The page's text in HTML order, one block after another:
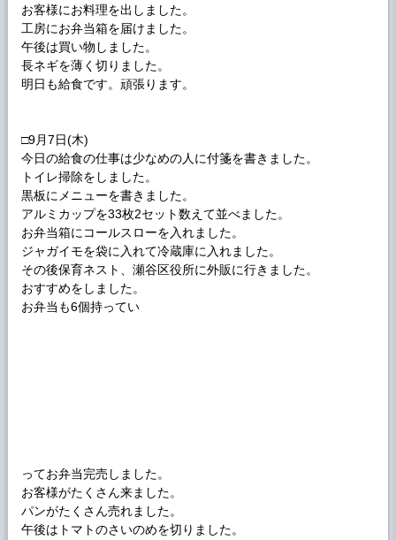
お客様にお料理を出しました。
工房にお弁当箱を届けました。
午後は買い物しました。
長ネギを薄く切りました。
明日も給食です。頑張ります。
□9月7日(木)
今日の給食の仕事は少なめの人に付箋を書きました。
トイレ掃除をしました。
黒板にメニューを書きました。
アルミカップを33枚2セット数えて並べました。
お弁当箱にコールスローを入れました。
ジャガイモを袋に入れて冷蔵庫に入れました。
その後保育ネスト、瀬谷区役所に外販に行きました。
おすすめをしました。
お弁当も6個持ってい
ってお弁当完売しました。
お客様がたくさん来ました。
パンがたくさん売れました。
午後はトマトのさいのめを切りました。